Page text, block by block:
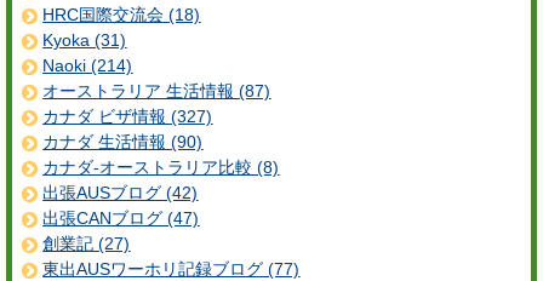
HRC国際交流会 (18)
Kyoka (31)
Naoki (214)
オーストラリア 生活情報 (87)
カナダ ビザ情報 (327)
カナダ 生活情報 (90)
カナダ-オーストラリア比較 (8)
出張AUSブログ (42)
出張CANブログ (47)
創業記 (27)
東出AUSワーホリ記録ブログ (77)